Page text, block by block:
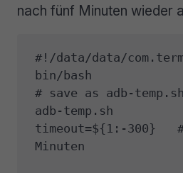
nach fünf Minuten wieder
#!/data/data/
bin/bash
# save as adb-
adb-temp.sh
timeout=${1:-300}
Minuten